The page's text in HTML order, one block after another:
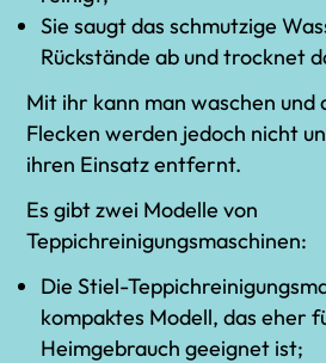
Sie saugt das schmutzige
Rückstände ab und trocknet
Mit ihr kann man waschen und
Flecken werden jedoch nicht
ihren Einsatz entfernt.
Es gibt zwei Modelle von
Teppichreinigungsmaschinen:
Die Stiel-
kompaktes Modell, das eher
Heimgebrauch geeignet ist;